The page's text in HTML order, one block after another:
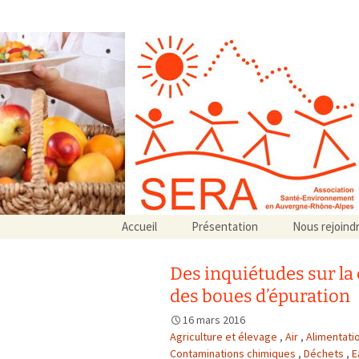
Aller
au
Accueil Présentation
Associations partenaires
Associations adhérentes
Nous
Des inquiétudes sur
des boues d’épuration
16 mars 2016
Agriculture et élevage , Air ,
Contaminations chimiques , Déchets ,